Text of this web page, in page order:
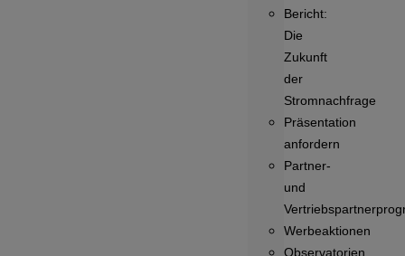
Bericht:
Die
Zukunft
der
Stromnachfrage
Präsentation
anfordern
Partner-
und
Werbeaktionen
Observatorien